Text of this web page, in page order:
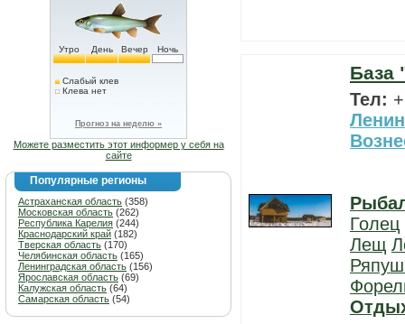
Утро День Вечер Ночь
Слабый клев
Клева нет
Прогноз на неделю »
Можете разместить этот информер у себя на
сайте
Популярные регионы
Астраханская область (358)
Московская область (262)
Республика Карелия (244)
Краснодарский край (182)
Тверская область (170)
Челябинская область (165)
Ленинградская область (156)
Ярославская область (69)
Калужская область (64)
Самарская область (54)
База
Тел:
Голец
Лещ